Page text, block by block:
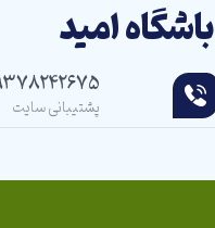
باشگاه امید
پشتیبانی سایت